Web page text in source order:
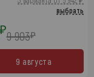
выбрать
₽9 903₽
9 августа